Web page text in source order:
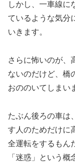
しかし、一車線に
ているような気分
いきます。
さらに怖いのが、
ないのだけど、橋
おののいてしまい
たぶん後ろの車は
す人のためだけに
全運転をするもん
「迷惑」という